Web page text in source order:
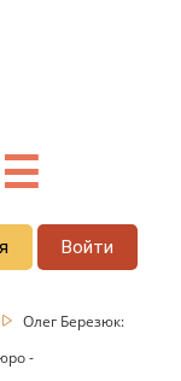
☰
Войти
Олег Березюк:
-